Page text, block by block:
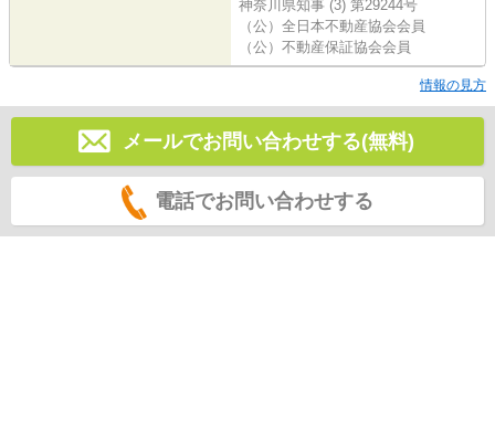
神奈川県知事 (3) 第29244号
（公）全日本不動産協会会員
（公）不動産保証協会会員
情報の見方
メールでお問い合わせする(無料)
電話でお問い合わせする